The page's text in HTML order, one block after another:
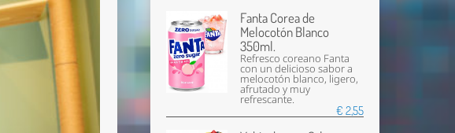
Fanta Corea de
Melocotón Blanco
350ml.
Refresco coreano Fanta
con un delicioso sabor a
melocotón blanco, ligero,
afrutado y muy
refrescante.
€ 2,55